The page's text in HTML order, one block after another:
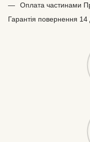
Оплата частинами
Гарантія повернення 14